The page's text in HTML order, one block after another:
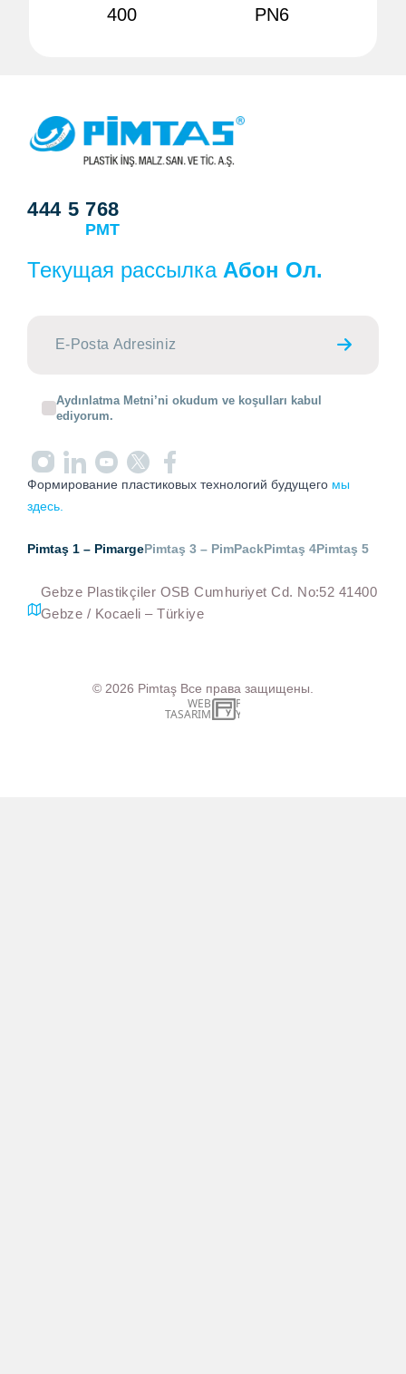
400 PN6
444 5 768
PMT
Текущая рассылка Абон Ол.
Aydınlatma Metni’ni okudum ve koşulları kabul
ediyorum.
Формирование пластиковых технологий будущего мы
здесь.
Pimtaş 1 – PimargePimtaş 3 – PimPackPimtaş 4Pimtaş 5
Gebze Plastikçiler OSB Cumhuriyet Cd. No:52 41400
Gebze / Kocaeli – Türkiye
© 2026 Pimtaş Все права защищены.
WEB
TASARIM
İSTANBUL WEB TASARIM AJANSI - PENTA